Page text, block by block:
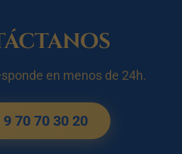
en menos de 24h.
9 70 70 30 20